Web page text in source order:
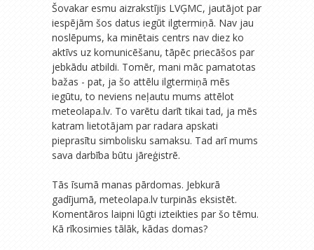
Šovakar esmu aizrakstījis LVĢMC, jautājot par
iespējām šos datus iegūt ilgtermiņā. Nav jau
noslēpums, ka minētais centrs nav diez ko
aktīvs uz komunicēšanu, tāpēc priecāšos par
jebkādu atbildi. Tomēr, mani māc pamatotas
bažas - pat, ja šo attēlu ilgtermiņā mēs
iegūtu, to neviens neļautu mums attēlot
meteolapa.lv. To varētu darīt tikai tad, ja mēs
katram lietotājam par radara apskati
pieprasītu simbolisku samaksu. Tad arī mums
sava darbība būtu jāreģistrē.
Tās īsumā manas pārdomas. Jebkurā
gadījumā, meteolapa.lv turpinās eksistēt.
Komentāros laipni lūgti izteikties par šo tēmu.
Kā rīkosimies tālāk, kādas domas?